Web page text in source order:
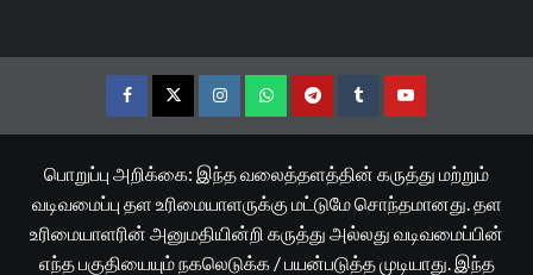
FacebookTwitterInstagramWhatsappTelegramTumblrYouTube
பொறுப்பு அறிக்கை: இந்த வலைத்தளத்தின் கருத்து மற்றும்
வடிவமைப்பு தள உரிமையாளருக்கு மட்டுமே சொந்தமானது. தள
உரிமையாளரின் அனுமதியின்றி கருத்து அல்லது வடிவமைப்பின்
எந்த பகுதியையும் நகலெடுக்க / பயன்படுத்த முடியாது. இந்த